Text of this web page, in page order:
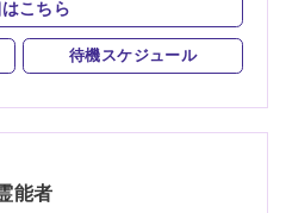
イタコ口寄せ 霊媒(憑依)
ディング
縁結び
こちら
待機スケジュール
能者